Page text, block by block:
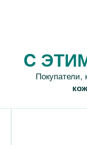
C
Покупатели,